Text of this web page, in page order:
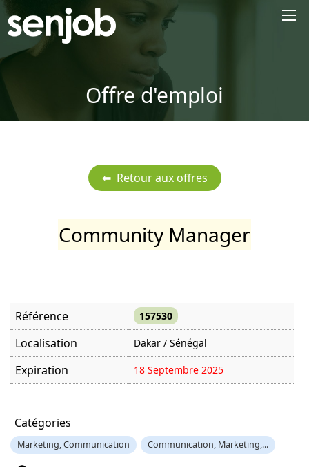
Offre d'emploi
Community Manager
Référence 157530
Localisation Dakar / Sénégal
Expiration 18 Septembre 2025
Catégories
Marketing, Communication Communication, Marketing,...